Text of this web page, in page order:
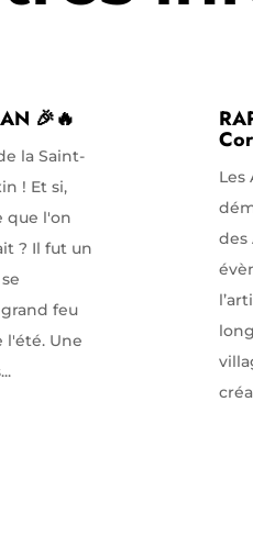
🎉🔥
la Saint-
! Et si,
que l'on
? Il fut un
feu
l'été. Une
Les
des